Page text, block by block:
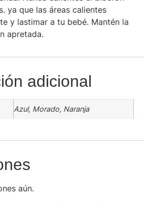
ya que las áreas calientes
y lastimar a tu bebé. Mantén la
apretada.
adicional
Azul, Morado, Naranja
aún.